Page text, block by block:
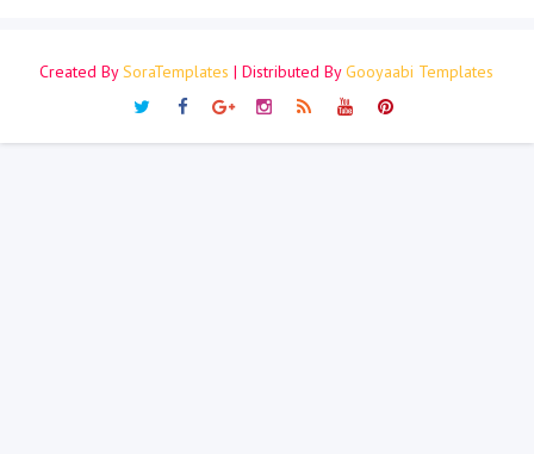
Created BySoraTemplates | Distributed ByGooyaabi Templates